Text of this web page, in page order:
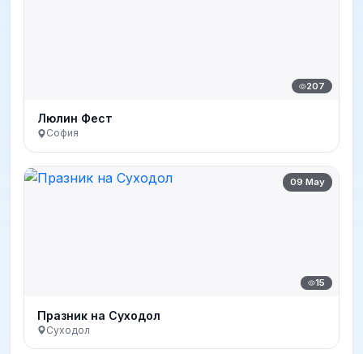
207
Люлин Фест
София
09 May
15
Празник на Суходол
Суходол